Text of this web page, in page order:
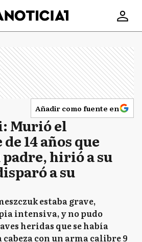
Añadir como fuente en
Murió el
14 años que
padre, hirió a su
a su
estaba grave,
intensiva, y no pudo
heridas que se había
con un arma calibre 9